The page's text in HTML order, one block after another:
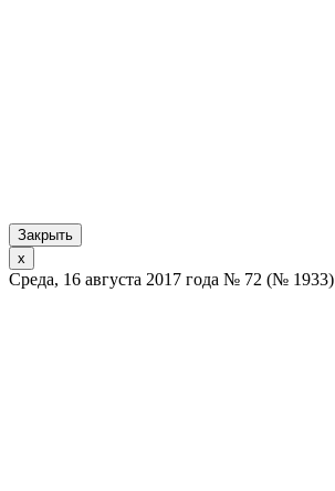
Закрыть
x
Среда, 16 августа 2017 года № 72 (№ 1933)